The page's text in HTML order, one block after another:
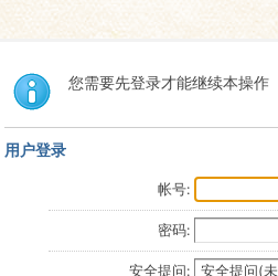
您需要先登录才能继续本操作
用户登录
帐号:
密码:
安全提问: